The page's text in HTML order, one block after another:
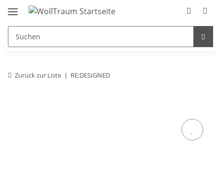
Zurück zur Liste RE:DESIGNED